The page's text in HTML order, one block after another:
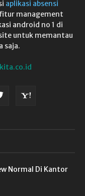
aplikasi absensi
management
android no 1 di
untuk memantau
saja.
Normal Di Kantor